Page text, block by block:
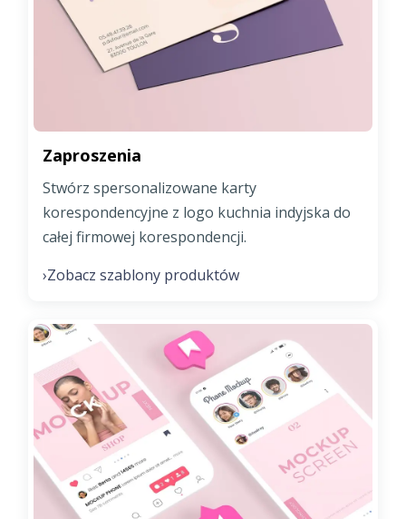
Zaproszenia
Stwórz spersonalizowane karty
korespondencyjne z logo kuchnia indyjska do
całej firmowej korespondencji.
›Zobacz szablony produktów